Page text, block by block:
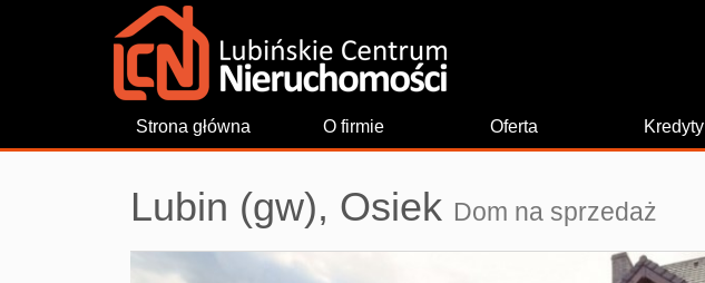
Strona główna O firmie Oferta Kredyty
Lubin (gw), Osiek Dom na sprzedaż